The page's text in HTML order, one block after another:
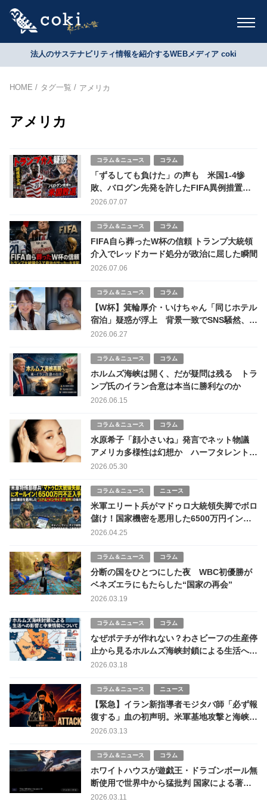
法人のサステナビリティ情報を紹介するWEBメディア coki
HOME タグ一覧 アメリカ
アメリカ
コラム＆ニュース コラム
「ずるしても負けた」の声も 米国1-4惨
敗、バログン先発を許したFIFA異例措置の
重すぎる代償
2026.07.07
コラム＆ニュース コラム
FIFA自ら葬ったW杯の信頼 トランプ大統領
介入でレッドカード処分が政治に屈した瞬間
2026.07.06
コラム＆ニュース コラム
【W杯】箕輪厚介・いけちゃん「同じホテル
宿泊」疑惑が浮上 背景一致でSNS騒然、不
倫報道から約1年で再び話題に
2026.06.27
コラム＆ニュース コラム
ホルムズ海峡は開く、だが疑問は残る トラ
ンプ氏のイラン合意は本当に勝利なのか
2026.06.15
コラム＆ニュース コラム
水原希子「顔小さいね」発言でネット物議
アメリカ多様性は幻想か ハーフタレントの
文化摩擦
2026.05.30
コラム＆ニュース ニュース
米軍エリート兵がマドゥロ大統領失脚でボロ
儲け！国家機密を悪用した6500万円インサ
イダー事件
2026.04.25
コラム＆ニュース コラム
分断の国をひとつにした夜 WBC初優勝が
ベネズエラにもたらした“国家の再会”
2026.03.19
コラム＆ニュース コラム
なぜポテチが作れない？わさビーフの生産停
止から見るホルムズ海峡封鎖による生活への
影響と中東情勢
2026.03.18
コラム＆ニュース ニュース
【緊急】イラン新指導者モジタバ師「必ず報
復する」血の初声明。米軍基地攻撃と海峡封
鎖示唆で世界経済は崩壊の淵へ
2026.03.13
コラム＆ニュース コラム
ホワイトハウスが遊戯王・ドラゴンボール無
断使用で世界中から猛批判 国家による著作
権侵害の衝撃事例
2026.03.11